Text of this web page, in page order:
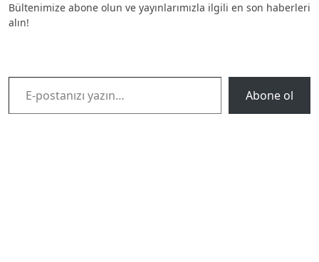
Bültenimize abone olun ve yayınlarımızla ilgili en son haberleri
alın!
E-postanızı yazın…
Abone ol